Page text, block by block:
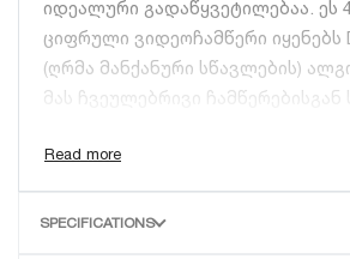
იდეალური გადაწყვეტილებაა. ეს
ციფრული ვიდეოჩამწერი იყენებს
(ღრმა მანქანური სწავლების)
მას ჩვეულებრივი
სახის ანალიტიკა და ამოცნობა
SPECIFICATIONS